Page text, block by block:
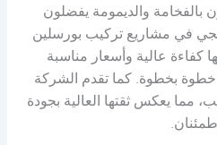
بالفخامة والديمومة يفضلون
في مشاريع تركيب بورسلين
كفاءة عالية وأسعار مناسبة
خطوة بخطوة. كما تقدم الشركة
مما يعكس ثقتها العالية بجودة